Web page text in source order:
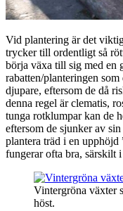
Vid plantering är det
trycker till ordentligt så
börja växa till sig med en
rabatten/planteringen
djupare, eftersom de då
denna regel är clematis,
tunga rotklumpar kan de
eftersom de sjunker av
plantera träd i en
fungerar ofta bra, särskilt
Vintergröna växter
höst.